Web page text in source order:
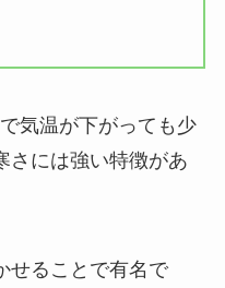
気温が下がっても少
さには強い特徴があ
せることで有名で